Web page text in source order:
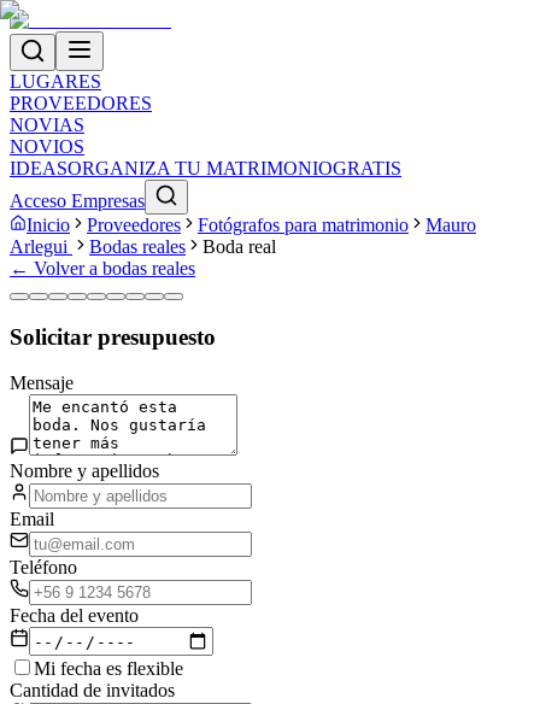
LUGARES
PROVEEDORES
NOVIAS
NOVIOS
IDEASORGANIZA TU MATRIMONIOGRATIS
Acceso Empresas
Inicio
Proveedores Fotógrafos para matrimonio
Mauro
Arlegui
Bodas reales
Boda real
← Volver a bodas reales
Solicitar presupuesto
Mensaje
Nombre y apellidos
Email
Teléfono
Fecha del evento
Mi fecha es flexible
Cantidad de invitados